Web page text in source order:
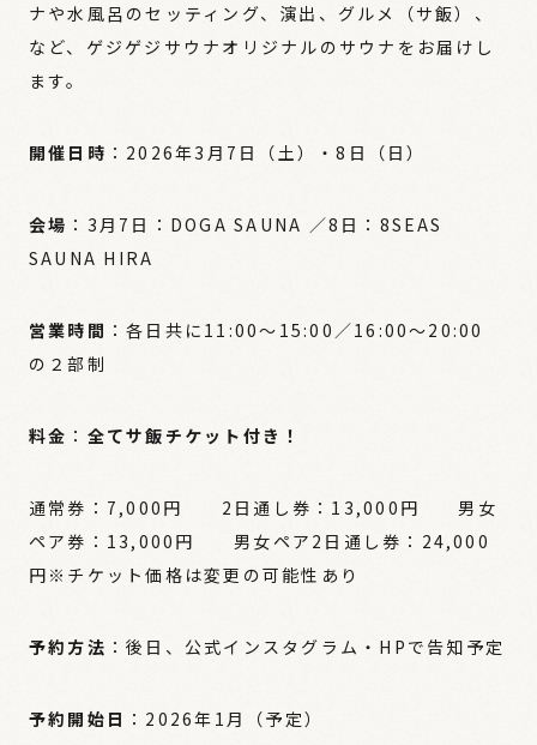
ナや水風呂のセッティング、演出、グルメ（サ飯）、
など、ゲジゲジサウナオリジナルのサウナをお届けし
ます。
開催日時 ：2026年3月7日（土）・8日（日）
会場 ：3月7日：DOGA SAUNA ／8日：8SEAS
SAUNA HIRA
営業時間 ：各日共に11:00～15:00／16:00～20:00
の２部制
料金 ： 全てサ飯チケット付き！
通常券：7,000円 2日通し券：13,000円 男女
ペア券：13,000円 男女ペア2日通し券：24,000
円※チケット価格は変更の可能性あり
予約方法 ：後日、公式インスタグラム・HPで告知予定
予約開始日 ：2026年1月（予定）